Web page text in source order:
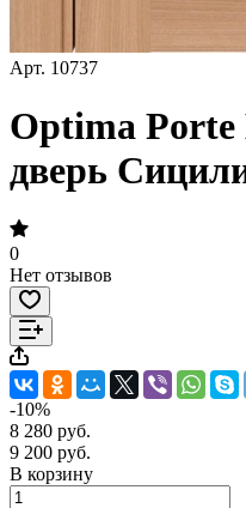
Арт. 10737
Optima
дверь
0
Нет отзывов
-10%
8 280 руб.
9 200 руб.
В корзину